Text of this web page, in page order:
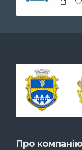
Про компанію